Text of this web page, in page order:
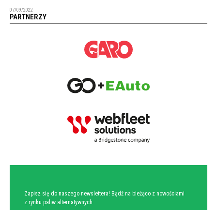
07/09/2022
PARTNERZY
Zapisz się do naszego newslettera! Bądź na bieżąco z nowościami
z rynku paliw alternatywnych